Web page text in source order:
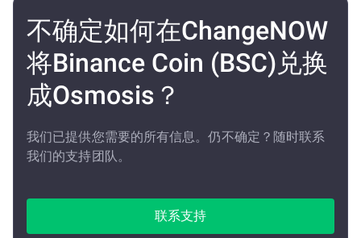
不确定如何在ChangeNOW
将Binance Coin (BSC)兑换
成Osmosis？
我们已提供您需要的所有信息。仍不确定？随时联系
我们的支持团队。
联系支持